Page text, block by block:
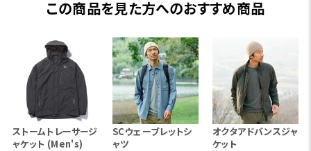
この商品を見た方へのおすすめ商品
ストームトレーサージ
ャケット (Men's)
SCウェーブレットシ
ャツ
オクタアドバンスジャ
ケット